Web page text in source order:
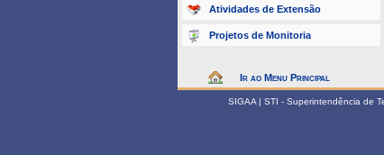
Atividades de Extensão
Projetos de Monitoria
Ir ao Menu Principal
SIGAA | STI - Superintendência de